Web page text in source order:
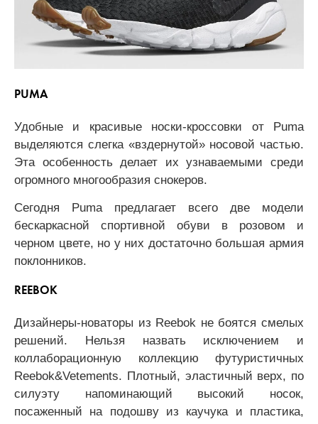
PUMA
Удобные и красивые носки-кроссовки от Puma
выделяются слегка «вздернутой» носовой частью.
Эта особенность делает их узнаваемыми среди
огромного многообразия снокеров.
Сегодня Puma предлагает всего две модели
бескаркасной спортивной обуви в розовом и
черном цвете, но у них достаточно большая армия
поклонников.
REEBOK
Дизайнеры-новаторы из Reebok не боятся смелых
решений. Нельзя назвать исключением и
коллаборационную коллекцию футуристичных
Reebok&Vetements. Плотный, эластичный верх, по
силуэту напоминающий высокий носок,
посаженный на подошву из каучука и пластика,